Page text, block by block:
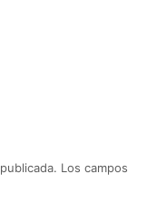
Los campos